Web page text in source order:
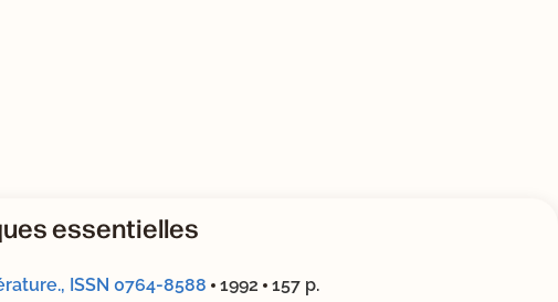
essentielles
ISSN 0764-8588 1992
157 p.